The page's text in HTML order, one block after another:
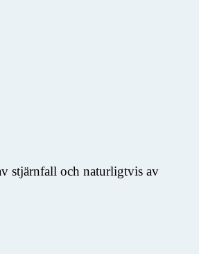
stjärnfall och naturligtvis av